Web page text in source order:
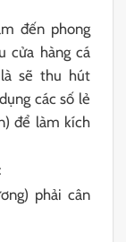
đến phong
cửa hàng cá
sẽ thu hút
các số lẻ
để làm kích
phải cân